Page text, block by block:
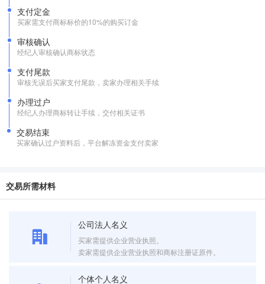
支付定金
买家需支付商标标价的10%的购买订金
审核确认
经纪人审核确认商标状态
支付尾款
审核无误后买家支付尾款，卖家办理相关手续
办理过户
经纪人办理商标转让手续，交付相关证书
交易结束
买家确认过户资料后，平台解冻资金支付卖家
交易所需材料
公司法人名义
买家需提供企业营业执照。
卖家需提供企业营业执照和商标注册证原件。
个体个人名义